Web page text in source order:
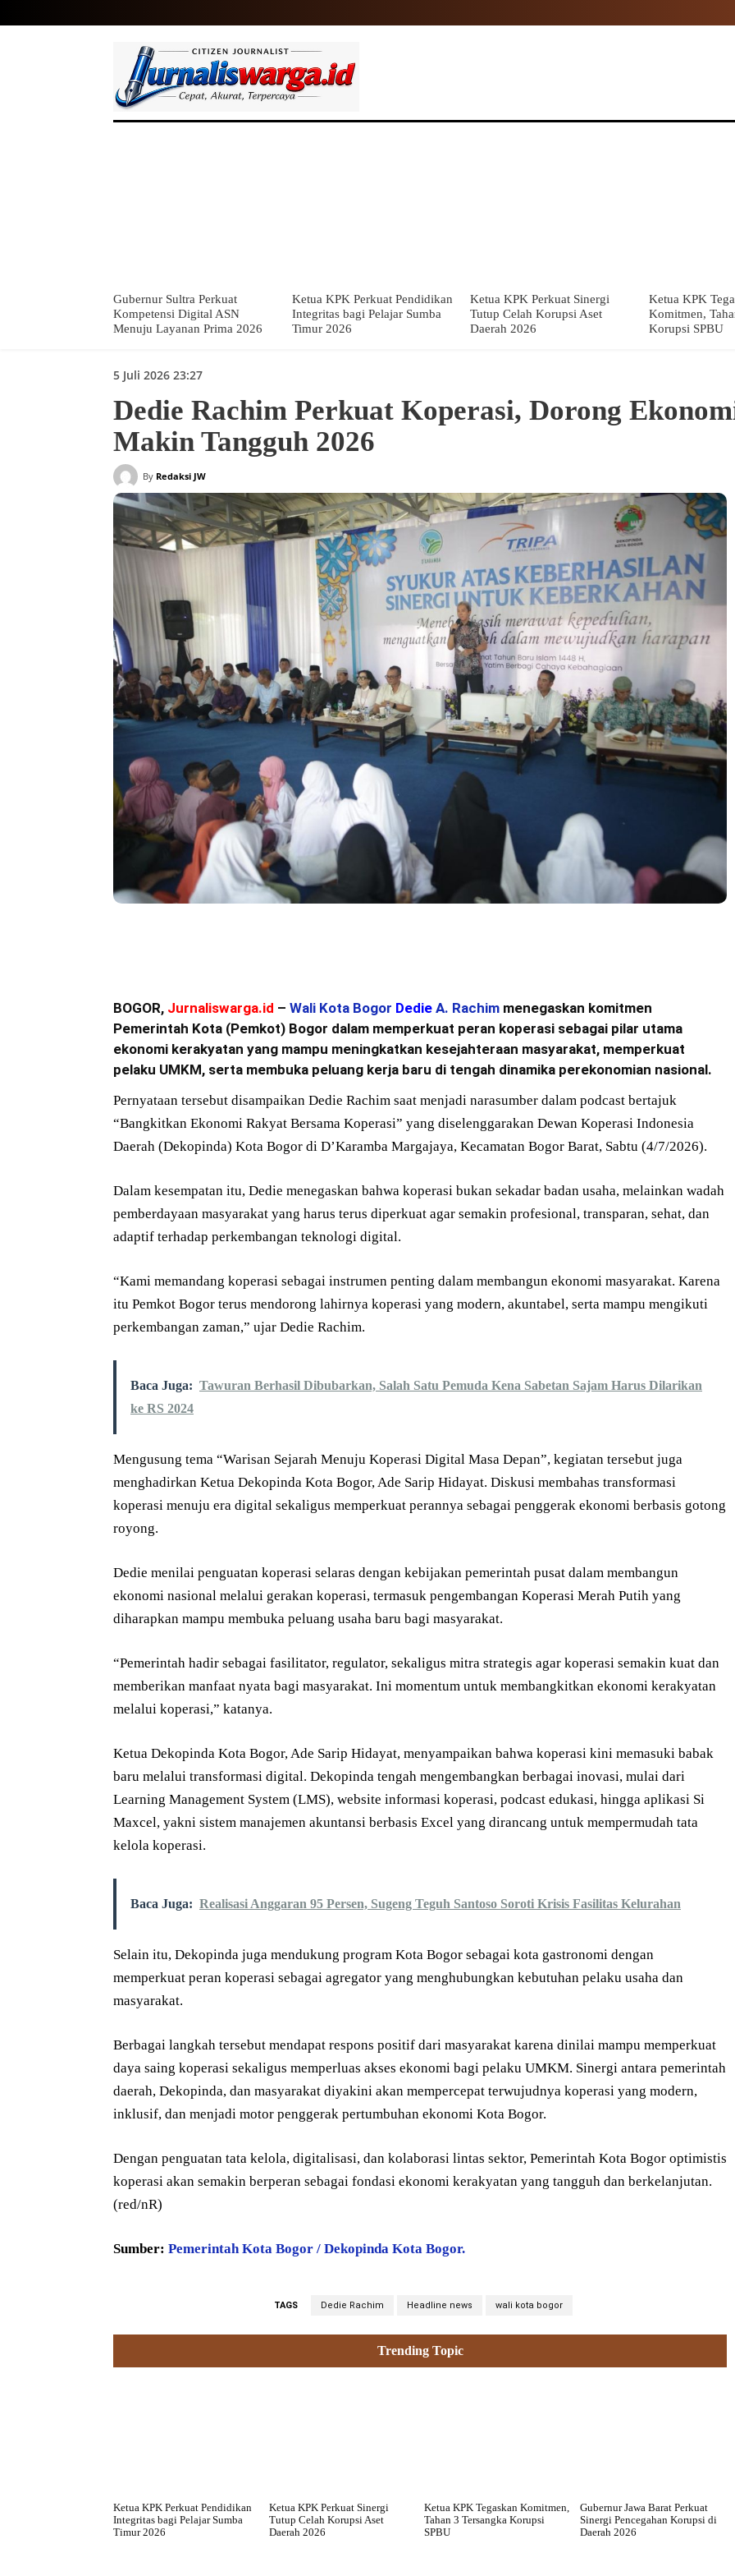
Gubernur Sultra Perkuat
Kompetensi Digital ASN
Menuju Layanan Prima 2026
Ketua KPK Perkuat Pendidikan
Integritas bagi Pelajar Sumba
Timur 2026
Ketua KPK Perkuat Sinergi
Tutup Celah Korupsi Aset
Daerah 2026
Ketua KPK
Komitmen,
Korupsi SPBU
5 Juli 2026 23:27
Dedie Rachim Perkuat Koperasi, Dorong
Makin Tangguh 2026
By Redaksi JW
BOGOR, Jurnaliswarga.id – Wali Kota Bogor Dedie A. Rachim menegaskan komitmen
Pemerintah Kota (Pemkot) Bogor dalam memperkuat peran koperasi sebagai pilar utama
ekonomi kerakyatan yang mampu meningkatkan kesejahteraan masyarakat, memperkuat
pelaku UMKM, serta membuka peluang kerja baru di tengah dinamika perekonomian nasional.
Pernyataan tersebut disampaikan Dedie Rachim saat menjadi narasumber dalam podcast bertajuk
“Bangkitkan Ekonomi Rakyat Bersama Koperasi” yang diselenggarakan Dewan Koperasi Indonesia
Daerah (Dekopinda) Kota Bogor di D’Karamba Margajaya, Kecamatan Bogor Barat, Sabtu (4/7/2026).
Dalam kesempatan itu, Dedie menegaskan bahwa koperasi bukan sekadar badan usaha, melainkan wadah
pemberdayaan masyarakat yang harus terus diperkuat agar semakin profesional, transparan, sehat, dan
adaptif terhadap perkembangan teknologi digital.
“Kami memandang koperasi sebagai instrumen penting dalam membangun ekonomi masyarakat. Karena
itu Pemkot Bogor terus mendorong lahirnya koperasi yang modern, akuntabel, serta mampu mengikuti
perkembangan zaman,” ujar Dedie Rachim.
Baca Juga: Tawuran Berhasil Dibubarkan, Salah Satu Pemuda Kena Sabetan Sajam Harus Dilarikan
ke RS 2024
Mengusung tema “Warisan Sejarah Menuju Koperasi Digital Masa Depan”, kegiatan tersebut juga
menghadirkan Ketua Dekopinda Kota Bogor, Ade Sarip Hidayat. Diskusi membahas transformasi
koperasi menuju era digital sekaligus memperkuat perannya sebagai penggerak ekonomi berbasis gotong
royong.
Dedie menilai penguatan koperasi selaras dengan kebijakan pemerintah pusat dalam membangun
ekonomi nasional melalui gerakan koperasi, termasuk pengembangan Koperasi Merah Putih yang
diharapkan mampu membuka peluang usaha baru bagi masyarakat.
“Pemerintah hadir sebagai fasilitator, regulator, sekaligus mitra strategis agar koperasi semakin kuat dan
memberikan manfaat nyata bagi masyarakat. Ini momentum untuk membangkitkan ekonomi kerakyatan
melalui koperasi,” katanya.
Ketua Dekopinda Kota Bogor, Ade Sarip Hidayat, menyampaikan bahwa koperasi kini memasuki babak
baru melalui transformasi digital. Dekopinda tengah mengembangkan berbagai inovasi, mulai dari
Learning Management System (LMS), website informasi koperasi, podcast edukasi, hingga aplikasi Si
Maxcel, yakni sistem manajemen akuntansi berbasis Excel yang dirancang untuk mempermudah tata
kelola koperasi.
Baca Juga: Realisasi Anggaran 95 Persen, Sugeng Teguh Santoso Soroti Krisis Fasilitas Kelurahan
Selain itu, Dekopinda juga mendukung program Kota Bogor sebagai kota gastronomi dengan
memperkuat peran koperasi sebagai agregator yang menghubungkan kebutuhan pelaku usaha dan
masyarakat.
Berbagai langkah tersebut mendapat respons positif dari masyarakat karena dinilai mampu memperkuat
daya saing koperasi sekaligus memperluas akses ekonomi bagi pelaku UMKM. Sinergi antara pemerintah
daerah, Dekopinda, dan masyarakat diyakini akan mempercepat terwujudnya koperasi yang modern,
inklusif, dan menjadi motor penggerak pertumbuhan ekonomi Kota Bogor.
Dengan penguatan tata kelola, digitalisasi, dan kolaborasi lintas sektor, Pemerintah Kota Bogor optimistis
koperasi akan semakin berperan sebagai fondasi ekonomi kerakyatan yang tangguh dan berkelanjutan.
(red/nR)
Sumber: Pemerintah Kota Bogor / Dekopinda Kota Bogor.
TAGS Dedie Rachim Headline news wali kota bogor
Trending Topic
Ketua KPK Perkuat Pendidikan
Integritas bagi Pelajar Sumba
Timur 2026
Ketua KPK Perkuat Sinergi
Tutup Celah Korupsi Aset
Daerah 2026
Ketua KPK Tegaskan Komitmen,
Tahan 3 Tersangka Korupsi
SPBU
Gubernur Jawa Barat Perkuat
Sinergi Pencegahan Korupsi di
Daerah 2026